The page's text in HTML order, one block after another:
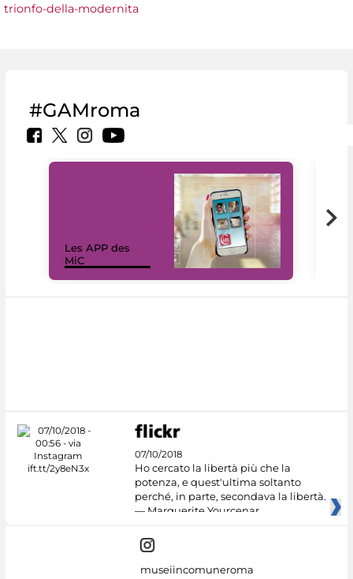
trionfo-della-modernita
#GAMroma
Les APP des
MiC
07/10/2018
Ho cercato la libertà più che la
potenza, e quest'ultima soltanto
perché, in parte, secondava la libertà.
— Marguerite Yourcenar
museiincomuneroma